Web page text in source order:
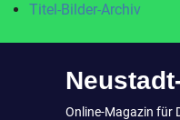
Titel-Bilder-Archiv
Online-Magazin für